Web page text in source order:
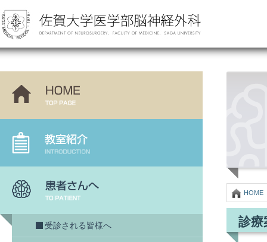
HOME
診療
受診される皆様へ